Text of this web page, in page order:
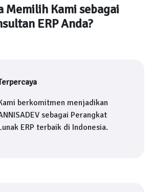
Memilih Kami sebagai
ERP Anda?
berkomitmen menjadikan
sebagai Perangkat
ERP terbaik di Indonesia.